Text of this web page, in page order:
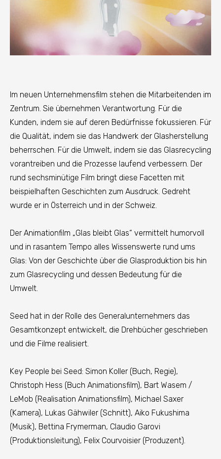
Im neuen Unternehmensfilm stehen die Mitarbeitenden im
Zentrum. Sie übernehmen Verantwortung. Für die
Kunden, indem sie auf deren Bedürfnisse fokussieren. Für
die Qualität, indem sie das Handwerk der Glasherstellung
beherrschen. Für die Umwelt, indem sie das Glasrecycling
vorantreiben und die Prozesse laufend verbessern. Der
rund sechsminütige Film bringt diese Facetten mit
beispielhaften Geschichten zum Ausdruck. Gedreht
wurde er in Österreich und in der Schweiz.
Der Animationfilm „Glas bleibt Glas“ vermittelt humorvoll
und in rasantem Tempo alles Wissenswerte rund ums
Glas: Von der Geschichte über die Glasproduktion bis hin
zum Glasrecycling und dessen Bedeutung für die
Umwelt.
Seed hat in der Rolle des Generalunternehmers das
Gesamtkonzept entwickelt, die Drehbücher geschrieben
und die Filme realisiert.
Key People bei Seed: Simon Koller (Buch, Regie),
Christoph Hess (Buch Animationsfilm), Bart Wasem /
LeMob (Realisation Animationsfilm), Michael Saxer
(Kamera), Lukas Gähwiler (Schnitt), Aiko Fukushima
(Musik), Bettina Frymerman, Claudio Garovi
(Produktionsleitung), Felix Courvoisier (Produzent).